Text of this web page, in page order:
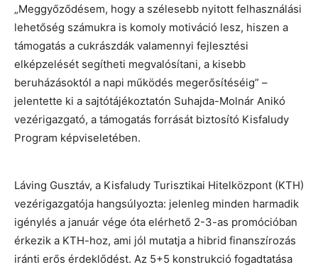
„Meggyőződésem, hogy a szélesebb nyitott felhasználási
lehetőség számukra is komoly motiváció lesz, hiszen a
támogatás a cukrászdák valamennyi fejlesztési
elképzelését segítheti megvalósítani, a kisebb
beruházásoktól a napi működés megerősítéséig” –
jelentette ki a sajtótájékoztatón Suhajda-Molnár Anikó
vezérigazgató, a támogatás forrását biztosító Kisfaludy
Program képviseletében.
Láving Gusztáv, a Kisfaludy Turisztikai Hitelközpont (KTH)
vezérigazgatója hangsúlyozta: jelenleg minden harmadik
igénylés a január vége óta elérhető 2-3-as promócióban
érkezik a KTH-hoz, ami jól mutatja a hibrid finanszírozás
iránti erős érdeklődést. Az 5+5 konstrukció fogadtatása